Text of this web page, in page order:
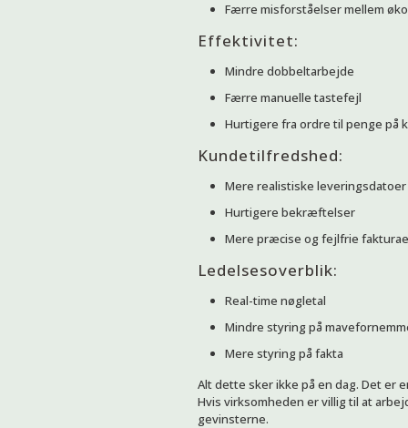
Færre misforståelser mellem
Effektivitet:
Mindre dobbeltarbejde
Færre manuelle tastefejl
Hurtigere fra ordre til penge på
Kundetilfredshed:
Mere realistiske leveringsdatoer
Hurtigere bekræftelser
Mere præcise og fejlfrie
Ledelsesoverblik:
Real-time nøgletal
Mindre styring på
Mere styring på fakta
Alt dette sker ikke på en dag. Det er
Hvis virksomheden er villig til at
gevinsterne.